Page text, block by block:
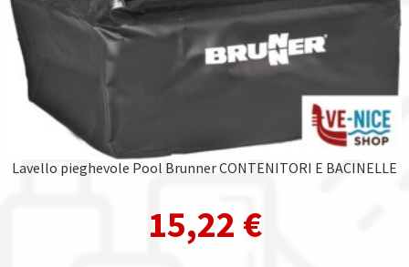
Lavello pieghevole Pool Brunner CONTENITORI E BACINELLE
15,22 €